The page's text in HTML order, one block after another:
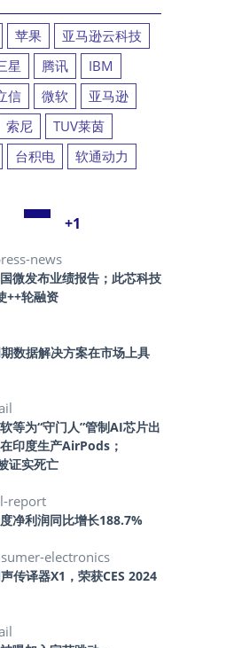
苹果
亚马逊云科技
星 腾讯
IBM
信 微软
亚马逊
索尼
TUV莱茵
台积电 软通动力
+1
news
微发布业绩报告；此芯科技
++轮融资
数据解决方案在市场上具
等为“守门人”管制AI芯片出
印度生产AirPods；
证实死亡
report
净利润同比增长188.7%
electronics
传译器X1，荣获CES 2024